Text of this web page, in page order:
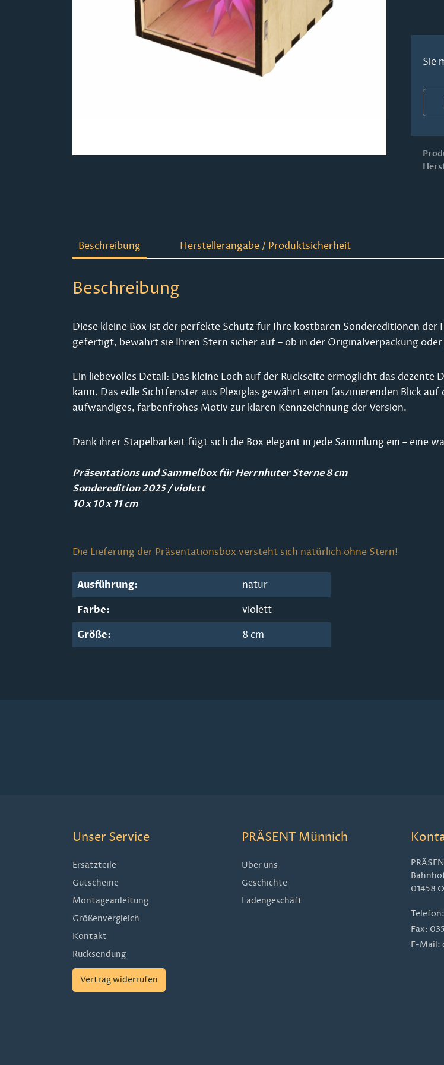
Sie
Beschreibung Herstellerangabe / Produktsicherheit
Beschreibung
Diese kleine Box ist der perfekte Schutz für Ihre kostbaren Sondereditionen
gefertigt, bewahrt sie Ihren Stern sicher auf – ob in der Originalverpackung oder
Ein liebevolles Detail: Das kleine Loch auf der Rückseite ermöglicht das
kann. Das edle Sichtfenster aus Plexiglas gewährt einen faszinierenden Blick
aufwändiges, farbenfrohes Motiv zur klaren Kennzeichnung der Version.
Dank ihrer Stapelbarkeit fügt sich die Box elegant in jede Sammlung ein – eine
Präsentations und Sammelbox für Herrnhuter Sterne 8 cm
Sonderedition 2025 / violett
10 x 10 x 11 cm
Die Lieferung der Präsentationsbox versteht sich natürlich ohne Stern!
Ausführung: natur
Farbe: violett
Größe: 8 cm
Unser Service
Ersatzteile
Gutscheine
Montageanleitung
Größenvergleich
Kontakt
Rücksendung
Vertrag widerrufen
PRÄSENT Münnich
Über uns
Geschichte
Ladengeschäft
01458
Telefon:
Fax:
E-Mail: